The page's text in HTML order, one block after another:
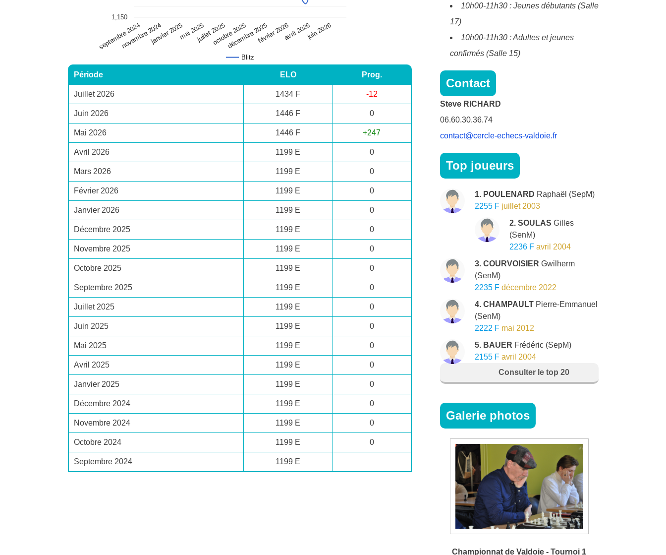
Blitz
septembre 2024
novembre 2024janvier 2025mai 2025juillet 2025octobre 2025
décembre 2025février 2026avril 2026juin 2026
1,150
Période ELO Prog.
Juillet 2026 1434 F -12
Juin 2026 1446 F 0
Mai 2026 1446 F +247
Avril 2026 1199 E 0
Mars 2026 1199 E 0
Février 2026 1199 E 0
Janvier 2026 1199 E 0
Décembre 2025 1199 E 0
Novembre 2025 1199 E 0
Octobre 2025 1199 E 0
Septembre 2025 1199 E 0
Juillet 2025 1199 E 0
Juin 2025 1199 E 0
Mai 2025 1199 E 0
Avril 2025 1199 E 0
Janvier 2025 1199 E 0
Décembre 2024 1199 E 0
Novembre 2024 1199 E 0
Octobre 2024 1199 E 0
Septembre 2024 1199 E
10h00-11h30 : Jeunes débutants (Salle
17)
10h00-11h30 : Adultes et jeunes
confirmés (Salle 15)
Contact
Steve RICHARD
06.60.30.36.74
contact@cercle-echecs-valdoie.fr
Top joueurs
1. POULENARD Raphaël (SepM)
2255 F juillet 2003
2. SOULAS Gilles
(SenM)
2236 F avril 2004
3. COURVOISIER Gwilherm
(SenM)
2235 F décembre 2022
4. CHAMPAULT Pierre-Emmanuel
(SenM)
2222 F mai 2012
5. BAUER Frédéric(SepM)
2155 F avril 2004
Consulter le top 20
Galerie photos
Championnat de Valdoie - Tournoi 1